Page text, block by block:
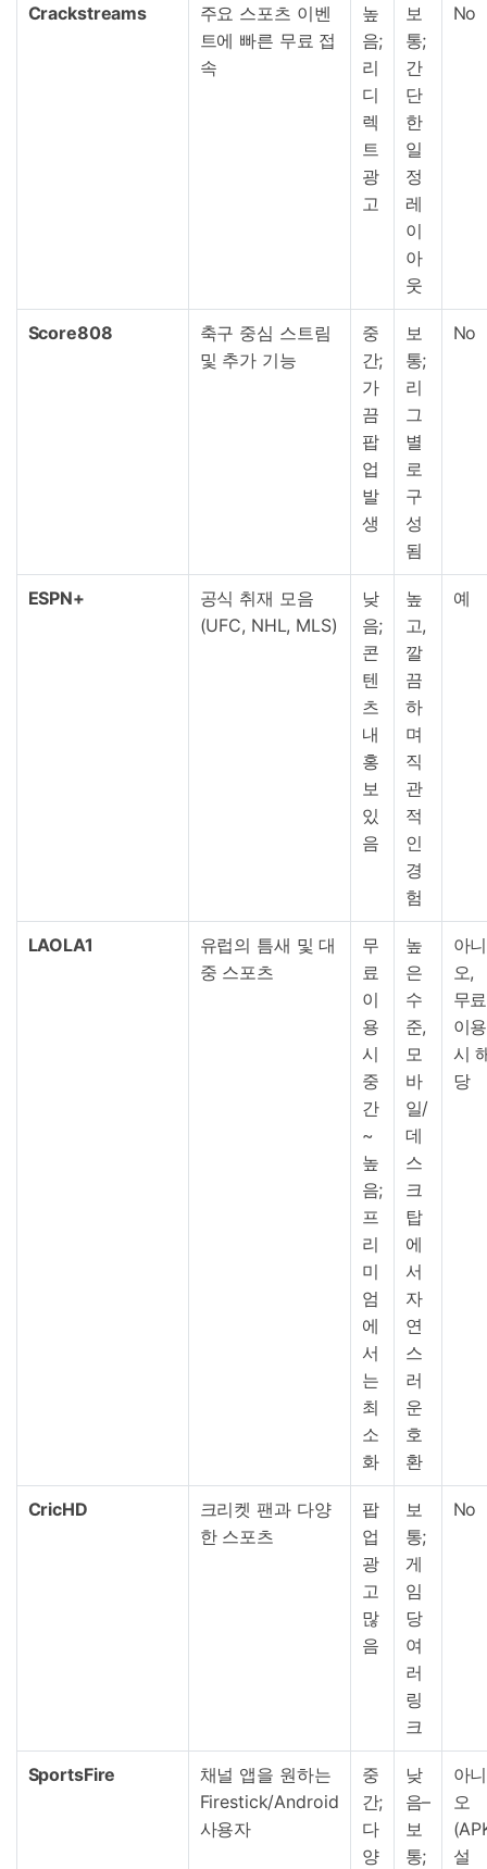
Crackstreams
주요 스포츠 이벤
트에 빠른 무료 접
속
높
음;
리
디
렉
트
광
고
보
통;
간
단
한
일
정
레
이
아
웃
No
Score808
축구 중심 스트림
및 추가 기능
중
간;
가
끔
팝
업
발
생
보
통;
리
그
별
로
구
성
됨
No
ESPN+
공식 취재 모음
(UFC, NHL, MLS)
낮
음;
콘
텐
츠
내
홍
보
있
음
높
고,
깔
끔
하
며
직
관
적
인
경
험
예
LAOLA1
유럽의 틈새 및 대
중 스포츠
무
료
이
용
시
중
간
~
높
음;
프
리
미
엄
에
서
는
최
소
화
높
은
수
준,
모
바
일/
데
스
크
탑
에
서
자
연
스
러
운
호
환
아니
오,
무료
이용
시
당
CricHD
크리켓 팬과 다양
한 스포츠
팝
업
광
고
많
음
보
통;
게
임
당
여
러
링
크
No
SportsFire
채널 앱을 원하는
Firestick/Android
사용자
중
간;
다
양
낮
음–
보
통;
아니
오
설